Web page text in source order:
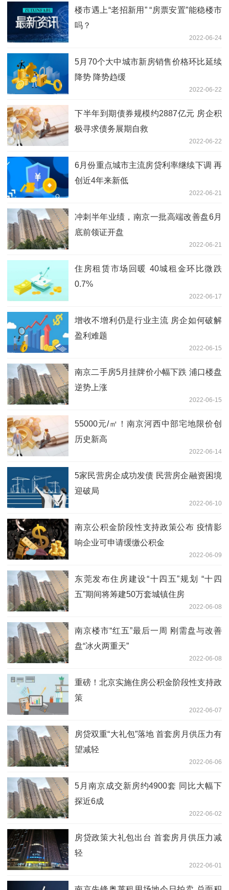
楼市遇上“老招新用” “房票安置”能稳楼市
吗？
2022-06-24
5月70个大中城市新房销售价格环比延续
降势 降势趋缓
2022-06-22
下半年到期债券规模约2887亿元 房企积
极寻求债务展期自救
2022-06-22
6月份重点城市主流房贷利率继续下调 再
创近4年来新低
2022-06-21
冲刺半年业绩，南京一批高端改善盘6月
底前领证开盘
2022-06-21
住房租赁市场回暖 40城租金环比微跌
0.7%
2022-06-17
增收不增利仍是行业主流 房企如何破解
盈利难题
2022-06-15
南京二手房5月挂牌价小幅下跌 浦口楼盘
逆势上涨
2022-06-15
55000元/㎡！南京河西中部宅地限价创
历史新高
2022-06-14
5家民营房企成功发债 民营房企融资困境
迎破局
2022-06-10
南京公积金阶段性支持政策公布 疫情影
响企业可申请缓缴公积金
2022-06-09
东莞发布住房建设“十四五”规划 “十四
五”期间将筹建50万套城镇住房
2022-06-08
南京楼市“红五”最后一周 刚需盘与改善
盘“冰火两重天”
2022-06-08
重磅！北京实施住房公积金阶段性支持政
策
2022-06-07
房贷双重“大礼包”落地 首套房月供压力有
望减轻
2022-06-06
5月南京成交新房约4900套 同比大幅下
探近6成
2022-06-02
房贷政策大礼包出台 首套房月供压力减
轻
2022-06-01